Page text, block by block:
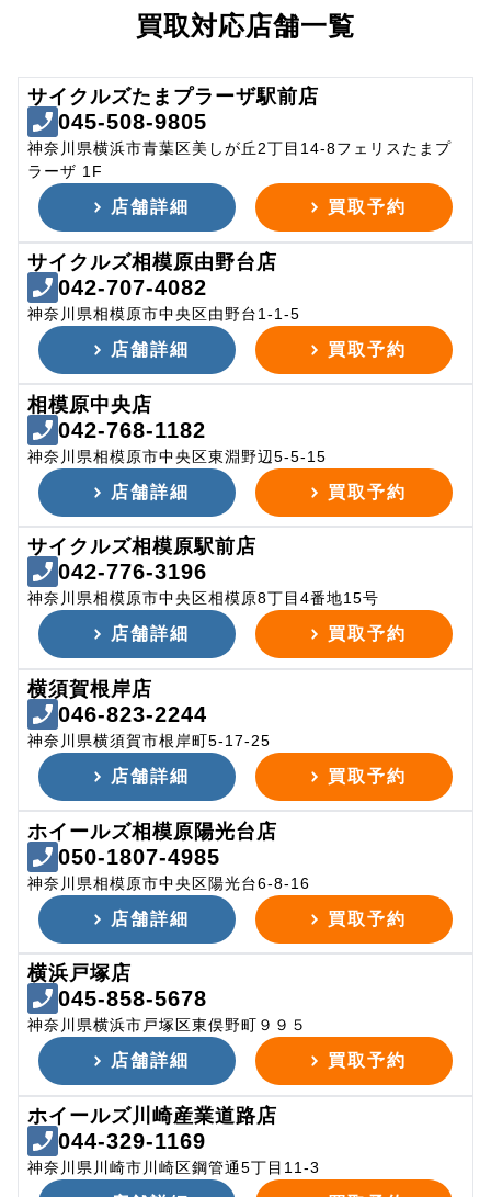
買取対応店舗一覧
サイクルズたまプラーザ駅前店
045-508-9805
神奈川県横浜市青葉区美しが丘2丁目14-8フェリスたまプ
ラーザ 1F
店舗詳細 買取予約
サイクルズ相模原由野台店
042-707-4082
神奈川県相模原市中央区由野台1-1-5
店舗詳細 買取予約
相模原中央店
042-768-1182
神奈川県相模原市中央区東淵野辺5-5-15
店舗詳細 買取予約
サイクルズ相模原駅前店
042-776-3196
神奈川県相模原市中央区相模原8丁目4番地15号
店舗詳細 買取予約
横須賀根岸店
046-823-2244
神奈川県横須賀市根岸町5-17-25
店舗詳細 買取予約
ホイールズ相模原陽光台店
050-1807-4985
神奈川県相模原市中央区陽光台6-8-16
店舗詳細 買取予約
横浜戸塚店
045-858-5678
神奈川県横浜市戸塚区東俣野町９９５
店舗詳細 買取予約
ホイールズ川崎産業道路店
044-329-1169
神奈川県川崎市川崎区鋼管通5丁目11-3